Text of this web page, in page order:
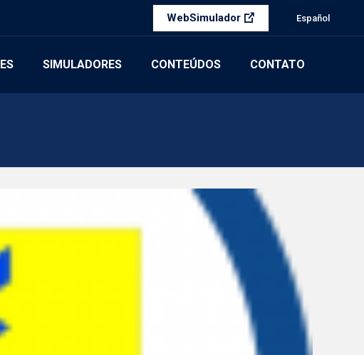
WebSimulador Español
SIMULADORES CONTEÚDOS CONTATO